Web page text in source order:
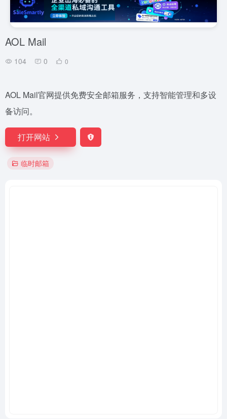
AOL Mail
104 0 0
AOL Mail官网提供免费安全邮箱服务，支持智能管理和多设
备访问。
打开网站
临时邮箱